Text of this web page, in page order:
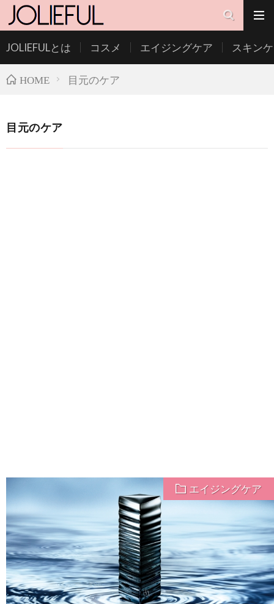
JOLIEFULとは コスメ エイジングケア スキン
HOME 目元のケア
目元のケア
エイジングケア